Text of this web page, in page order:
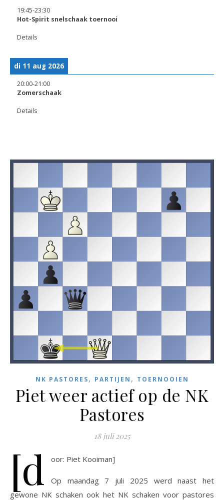
19:45-23:30
Hot-Spirit snelschaak toernooi
Details
di 11 aug 2026
20:00-21:00
Zomerschaak
Details
NK PASTORES, PARTIJEN , TOERNOOIEN
Piet weer actief op de NK
Pastores
18 juli 2025
[d oor: Piet Kooiman]
Op maandag 7 juli 2025 werd naast het
gewone NK schaken ook het NK schaken voor pastores